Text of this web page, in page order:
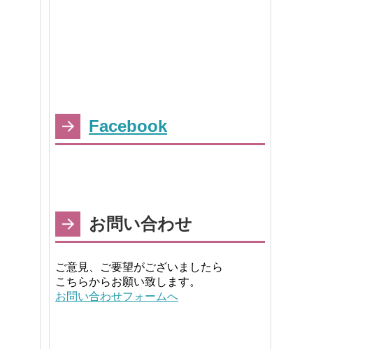
Facebook
お問い合わせ
ご意見、ご要望がございましたら
こちらからお願い致します。
お問い合わせフォームへ